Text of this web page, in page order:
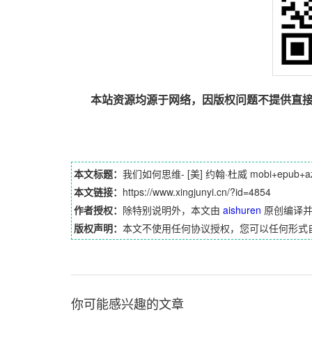
本站资源均源于网络，因版权问题不提供直
本文标题： 我们如何思维- [美] 约翰·杜威
本文链接： https://www.xingjunyi.cn/?id=4854
作者授权： 除特别说明外，本文由 aishuren 原创编译
版权声明： 本文不使用任何协议授权，您可以任何形式
你可能感兴趣的文章